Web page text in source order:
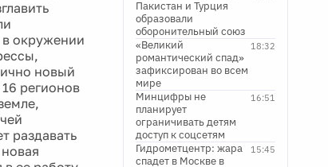
окружении
новый
регионов
раздавать
Пакистан и Турция
образовали
оборонительный союз
18:32
«Великий
романтический спад»
зафиксирован во всем
мире
16:51
Минцифры не
планирует
ограничивать детям
доступ к соцсетям
15:45
Гидрометцентр: жара
спадет в Москве в